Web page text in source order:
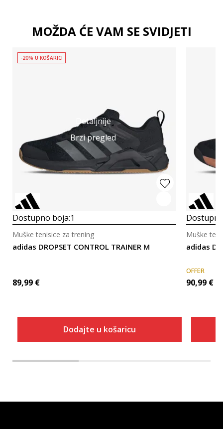
MOŽDA ĆE VAM SE SVIDJETI
Detaljnije
Brzi pregled
-20% U KOŠARICI
Dostupno boja:1
adidas DROPSET CONTROL TRAINER M
Muške tenisice za trening
89,99 €
Dodajte u košaricu
adidas
Muške
OFFER
90,99 €